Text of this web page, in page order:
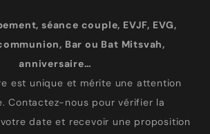
séance couple, EVJF, EVG,
Bar ou Bat Mitsvah,
anniversaire…
est unique et mérite une attention
Contactez-nous pour vérifier la
date et recevoir une proposition